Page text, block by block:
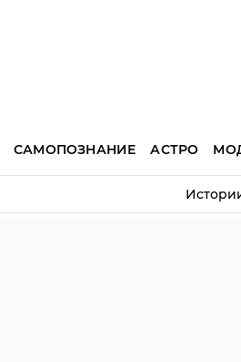
САМОПОЗНАНИЕ АСТРО